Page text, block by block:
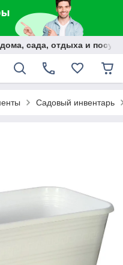
сада, отдыха и
Садовый инвентарь